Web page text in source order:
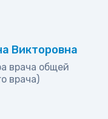
Викторовна
врача общей
врача)